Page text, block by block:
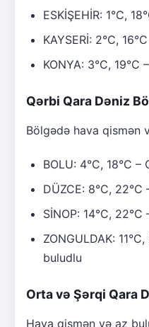
ESKİŞEHİR: 1°C,
KAYSERİ: 2°C,
KONYA: 3°C, 19°C
Qərbi Qara Dəniz
Bölgədə hava qismən
BOLU: 4°C, 18°C
DÜZCE: 8°C,
SİNOP: 14°C,
ZONGULDAK:
buludlu
Orta və Şərqi Qara
Hava qismən və az